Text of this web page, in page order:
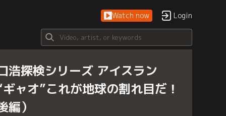
Watch now Login
浩探検シリーズ アイスラン
ャオ”これが地球の割れ目だ！
編）